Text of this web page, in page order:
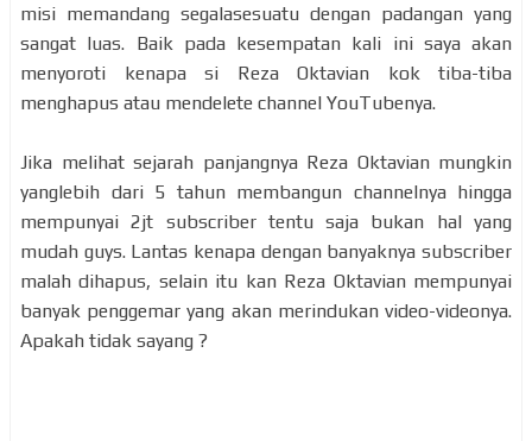
misi memandang segalasesuatu dengan padangan yang
sangat luas. Baik pada kesempatan kali ini saya akan
menyoroti kenapa si Reza Oktavian kok tiba-tiba
menghapus atau mendelete channel YouTubenya.
Jika melihat sejarah panjangnya Reza Oktavian mungkin
yanglebih dari 5 tahun membangun channelnya hingga
mempunyai 2jt subscriber tentu saja bukan hal yang
mudah guys. Lantas kenapa dengan banyaknya subscriber
malah dihapus, selain itu kan Reza Oktavian mempunyai
banyak penggemar yang akan merindukan video-videonya.
Apakah tidak sayang ?